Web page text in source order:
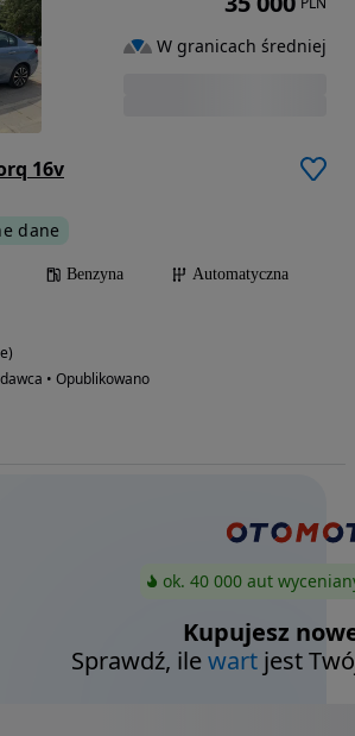
16v
dane
Benzyna
Automatyczna
• Opublikowano
W granicach średniej
ok. 40 000 aut
Kupujesz
Sprawdź, ilewart jest